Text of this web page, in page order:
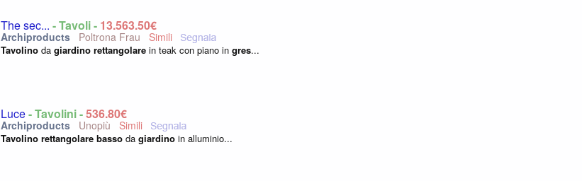
The sec... - Tavoli - 13.563,50€
Poltrona Frau
Tavolino da giardino rettangolare in teak con piano in gres...
Luce- Tavolini -536,80€
Unopiù
Tavolino rettangolare basso da giardino in alluminio...